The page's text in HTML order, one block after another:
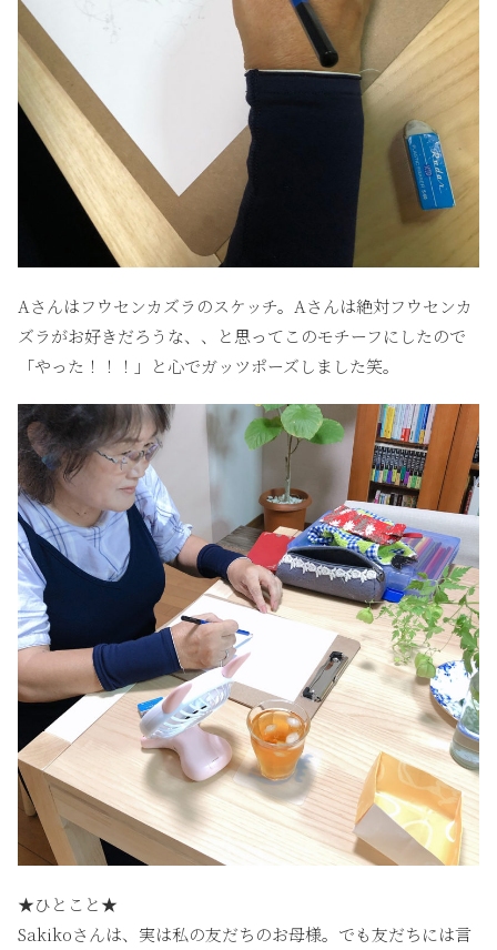
Aさんはフウセンカズラのスケッチ。Aさんは絶対フウセンカ
ズラがお好きだろうな、、と思ってこのモチーフにしたので
「やった！！！」と心でガッツポーズしました笑。
★ひとこと★
Sakikoさんは、実は私の友だちのお母様。でも友だちには言